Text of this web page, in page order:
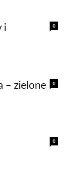
0
i
0
– zielone
0